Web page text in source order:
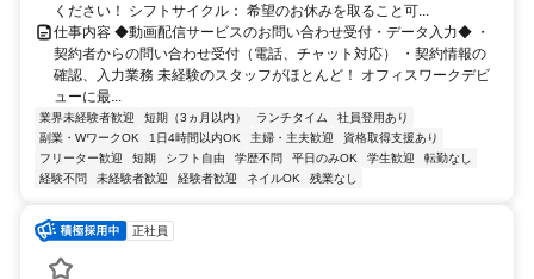
ください！ シフトサイクル： 希望のお休みを取ること可...
仕事内容 ◆動画配信サービスのお問い合わせ受付・データ入力◆ ・
契約者からの問い合わせ受付（電話、チャット対応） ・契約情報の
確認、入力業務 未経験のスタッフがほとんど！ オフィスワークデビ
ューに最...
業界未経験者歓迎 短期（3ヵ月以内） ランチタイム
社員登用あり
副業・WワークOK
1日4時間以内OK 主婦・主夫歓迎
資格取得支援あり
フリーター歓迎
短期 シフト自由 学歴不問 平日のみOK 学生歓迎
転勤なし
経験不問
未経験者歓迎 経験者歓迎 ネイルOK 残業なし
正社員